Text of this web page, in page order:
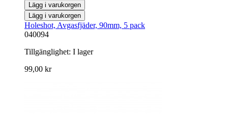
Lägg i varukorgen
Lägg i varukorgen
Holeshot, Avgasfjäder, 90mm, 5 pack
040094
Tillgänglighet: I lager
99,00 kr